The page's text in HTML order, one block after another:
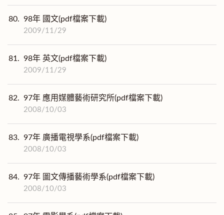
80. 98年 國文(pdf檔案下載)
2009/11/29
81. 98年 英文(pdf檔案下載)
2009/11/29
82. 97年 應用媒體藝術研究所(pdf檔案下載)
2008/10/03
83. 97年 廣播電視學系(pdf檔案下載)
2008/10/03
84. 97年 圖文傳播藝術學系(pdf檔案下載)
2008/10/03